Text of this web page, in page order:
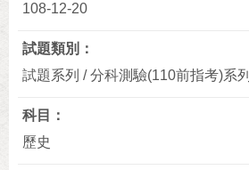
108-12-20
試題類別
試題系列 / 分科測驗(110前指考)系列
科目
歷史